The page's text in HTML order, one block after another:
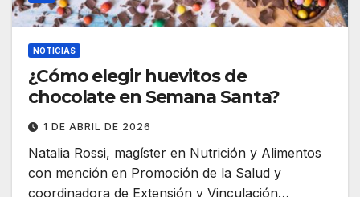
NOTICIAS
¿Cómo elegir huevitos de
chocolate en Semana Santa?
1 DE ABRIL DE 2026
Natalia Rossi, magíster en Nutrición y Alimentos
con mención en Promoción de la Salud y
coordinadora de Extensión y Vinculación…